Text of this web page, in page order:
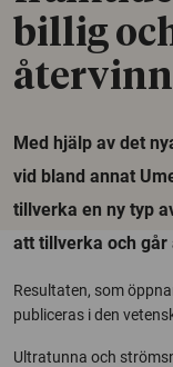
billig
Med hjälp av det
vid bland annat
tillverka en ny typ
att tillverka och
Resultaten, som
publiceras i den
Ultratunna och